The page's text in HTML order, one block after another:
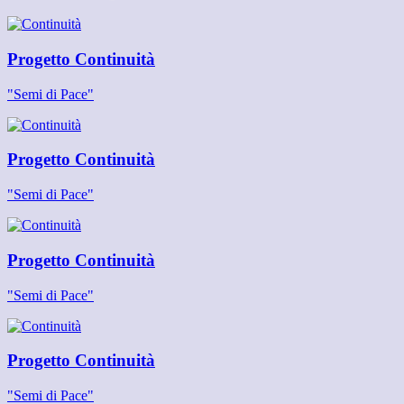
Progetto Continuità
"Semi di Pace"
Progetto Continuità
"Semi di Pace"
Progetto Continuità
"Semi di Pace"
Progetto Continuità
"Semi di Pace"